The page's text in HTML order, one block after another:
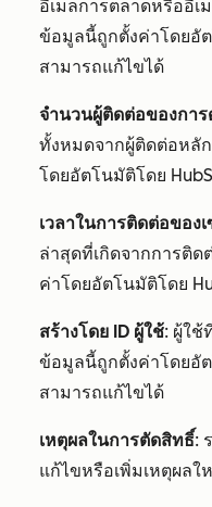
อีเมลการตลาดหรืออีเ
ข้อมูลนี้ถูกตั้งค่าโดยอั
สามารถแก้ไขได้
จำนวนผู้ติดต่อของการ
ทั้งหมดจากผู้ติดต่อหลั
โดยอัตโนมัติโดย
เวลาในการติดต่อของ
ล่าสุดที่เกิดจากการติ
ค่าโดยอัตโนมัติโดย
สร้างโดย ID ผู้ใช้: ผู้ใช้
ข้อมูลนี้ถูกตั้งค่าโดยอั
สามารถแก้ไขได้
เหตุผลในการตัดสิทธิ์:
แก้ไขหรือเพิ่มเหตุผลใ